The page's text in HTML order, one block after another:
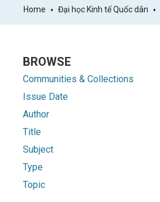
Home Đại học Kinh tế Quốc dân
BROWSE
Communities & Collections
Issue Date
Author
Title
Subject
Type
Topic